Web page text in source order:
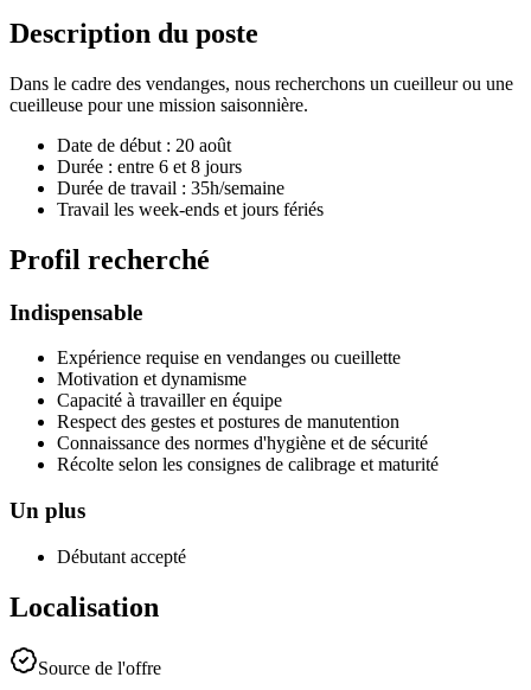
Description du poste
Dans le cadre des vendanges, nous recherchons un cueilleur ou une
cueilleuse pour une mission saisonnière.
Date de début : 20 août
Durée : entre 6 et 8 jours
Durée de travail : 35h/semaine
Travail les week-ends et jours fériés
Profil recherché
Indispensable
Expérience requise en vendanges ou cueillette
Motivation et dynamisme
Capacité à travailler en équipe
Respect des gestes et postures de manutention
Connaissance des normes d'hygiène et de sécurité
Récolte selon les consignes de calibrage et maturité
Un plus
Débutant accepté
Localisation
Source de l'offre